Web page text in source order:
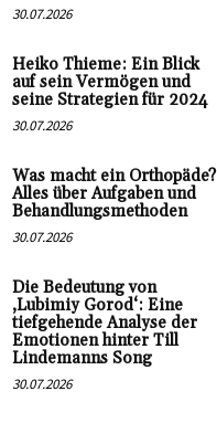
30.07.2026
Heiko Thieme: Ein Blick
auf sein Vermögen und
seine Strategien für 2024
30.07.2026
Was macht ein Orthopäde?
Alles über Aufgaben und
Behandlungsmethoden
30.07.2026
Die Bedeutung von
‚Lubimiy Gorod‘: Eine
tiefgehende Analyse der
Emotionen hinter Till
Lindemanns Song
30.07.2026